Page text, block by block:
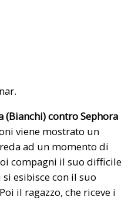
(Bianchi) contro Sephora
viene mostrato un
ad un momento di
compagni il suo difficile
esibisce con il suo
Poi il ragazzo, che riceve i